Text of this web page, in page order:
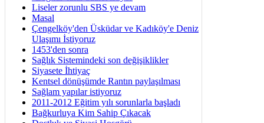
Liseler zorunlu SBS ye devam
Masal
Çengelköy'den Üsküdar ve Kadıköy'e Deniz
Ulaşımı İstiyoruz
1453'den sonra
Sağlık Sistemindeki son değişiklikler
Siyasete İhtiyaç
Kentsel dönüşümde Rantın paylaşılması
Sağlam yapılar istiyoruz
2011-2012 Eğitim yılı sorunlarla başladı
Bağkurluya Kim Sahip Çıkacak